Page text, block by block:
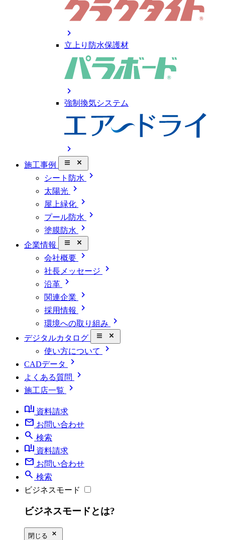
chevron_right
立上り防水保護材
chevron_right
強制換気システム
chevron_right
施工事例 close_small
シート防水 chevron_right
太陽光 chevron_right
屋上緑化 chevron_right
プール防水 chevron_right
塗膜防水 chevron_right
企業情報 close_small
会社概要 chevron_right
社長メッセージ chevron_right
沿革 chevron_right
関連企業 chevron_right
採用情報 chevron_right
環境への取り組み chevron_right
デジタルカタログ close_small
使い方について chevron_right
CADデータ chevron_right
よくある質問 chevron_right
施工店一覧
chevron_right
book_ribbon 資料請求
mail お問い合わせ
search 検索
book_ribbon 資料請求
mail お問い合わせ
search 検索
ビジネスモード
ビジネスモードとは?
閉じる close_small